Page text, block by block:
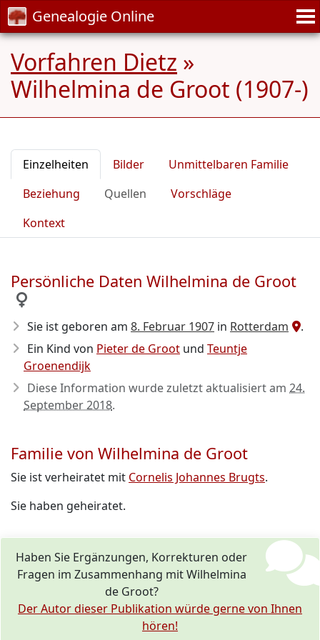
Genealogie Online
Vorfahren Dietz »
Wilhelmina de Groot (1907-)
Einzelheiten Bilder
Unmittelbaren Familie
Beziehung
Quellen
Vorschläge
Kontext
Persönliche Daten Wilhelmina de Groot
Sie ist geboren am 8. Februar 1907 in Rotterdam
.
Ein Kind von Pieter de Groot und Teuntje
Groenendijk
Diese Information wurde zuletzt aktualisiert am 24.
September 2018.
Familie von Wilhelmina de Groot
Sie ist verheiratet mit Cornelis Johannes Brugts.
Sie haben geheiratet.
Haben Sie Ergänzungen, Korrekturen oder
Fragen im Zusammenhang mit Wilhelmina
de Groot?
Der Autor dieser Publikation würde gerne von Ihnen
hören!